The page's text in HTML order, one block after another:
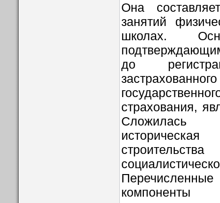
Она
занятий
школах.
до
страхования,
Сложилась
компоненты